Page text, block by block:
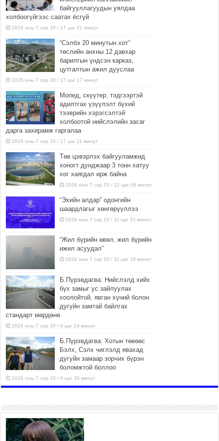
байгууллагуудын уялдаа
холбоогүйгээс саатах ёсгүй
2026 оны 7 сар 20 / 17 цаг 21 минут
“Сэлбэ 20 минутын хот”
төслийн анхны 12 давхар
барилгын үндсэн карказ,
цутгалтын ажил дууслаа
2026 оны 7 сар 20 / 17 цаг 17 минут
Мопед, скүүтер, тэдгээртэй
адилтгах үзүүлэлт бүхий
тээврийн хэрэгсэлтэй
холбоотой нийслэлийн засаг
дарга захирамж гаргалаа
2026 оны 7 сар 20 / 17 цаг 11 минут
Төв цэвэрлэх байгууламжид
хоногт дунджаар 3 тонн хатуу
хог хаягдал ирж байна
2026 оны 7 сар 20 / 12 цаг 06 минут
“Эхийн алдар” одонгийн
шаардлагыг хөнгөрүүллээ
2026 оны 7 сар 20 / 11 цаг 51 минут
“Жил бүрийн өвөл, жил бүрийн
ижил асуудал”
2026 оны 7 сар 20 / 11 цаг 16 минут
Б.Пүрэвдагва: Нийслэлд хийх
бүх замыг ус зайлуулах
хоолойтой, явган хүний болон
дугуйн замтай байлгах
стандарт мөрдөнө
2026 оны 7 сар 20 / 9 цаг 24 минут
Б.Пүрэвдагва: Хотын төвөөс
Бэлх, Сэлх чиглэлд явахад
дугуйн замаар зорчих бүрэн
боломжтой боллоо
2026 оны 7 сар 20 / 9 цаг 20 минут
шугам хоолойн ажил 80
хувьтай үргэлжилж байна
2026 оны 7 сар 20 / 9 цаг 14 минут